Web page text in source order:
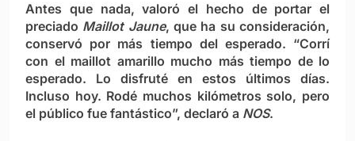
Antes que nada, valoró el hecho de portar el
preciado Maillot Jaune, que ha su consideración,
conservó por más tiempo del esperado. “Corrí
con el maillot amarillo mucho más tiempo de lo
esperado. Lo disfruté en estos últimos días.
Incluso hoy. Rodé muchos kilómetros solo, pero
el público fue fantástico”, declaró a NOS.